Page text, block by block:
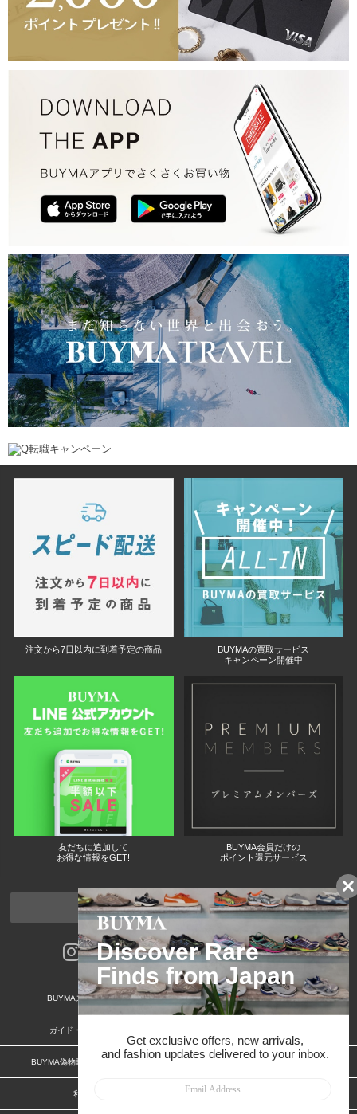
注文から7日以内に到着予定の商品
BUYMAの買取サービス
キャンペーン開催中
友だちに追加して
お得な情報をGET!
BUYMA会員だけの
ポイント還元サービス
ページトップへ
BUYMAスタートガイド 安心への取り組み
ガイド・お問い合わせ
BUYMA偽物販売防止の取り組み BUYMA CARD
利用規約